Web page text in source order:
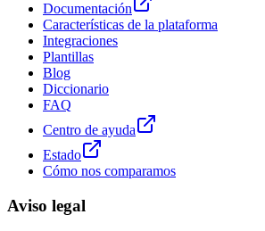
Documentación
Características de la plataforma
Integraciones
Plantillas
Blog
Diccionario
FAQ
Centro de ayuda
Estado
Cómo nos comparamos
Aviso legal